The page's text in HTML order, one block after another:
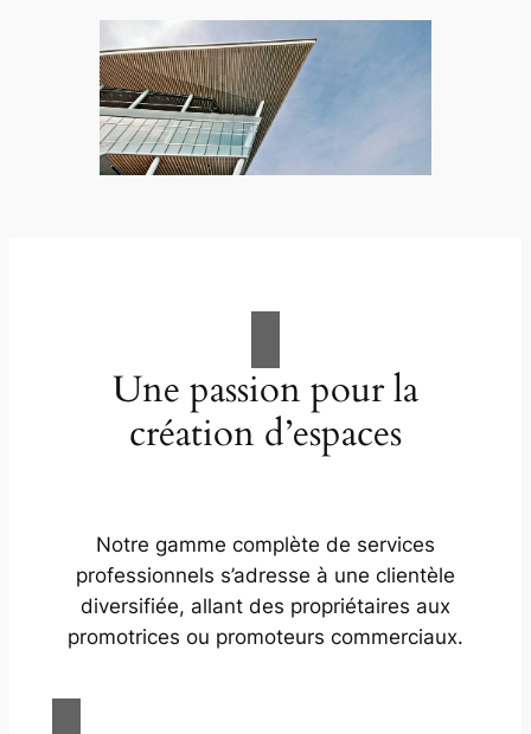
Une passion pour la
création d’espaces
Notre gamme complète de services
professionnels s’adresse à une clientèle
diversifiée, allant des propriétaires aux
promotrices ou promoteurs commerciaux.